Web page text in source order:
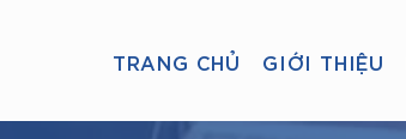
TRANG CHỦ GIỚI THIỆU